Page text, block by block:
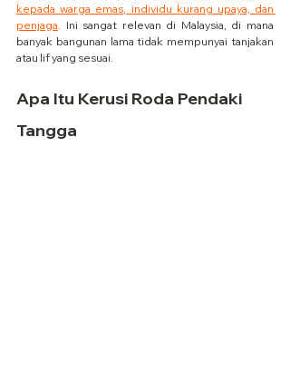
kepada warga emas, individu kurang upaya, dan
penjaga . Ini sangat relevan di Malaysia, di mana
banyak bangunan lama tidak mempunyai tanjakan
atau lif yang sesuai.
Apa Itu Kerusi Roda Pendaki
Tangga